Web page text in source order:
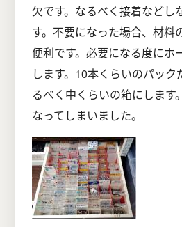
欠です。なるべく接着などし
す。不要になった場合、材料
便利です。必要になる度にホ
します。10本くらいのパック
るべく中くらいの箱にします
なってしまいました。